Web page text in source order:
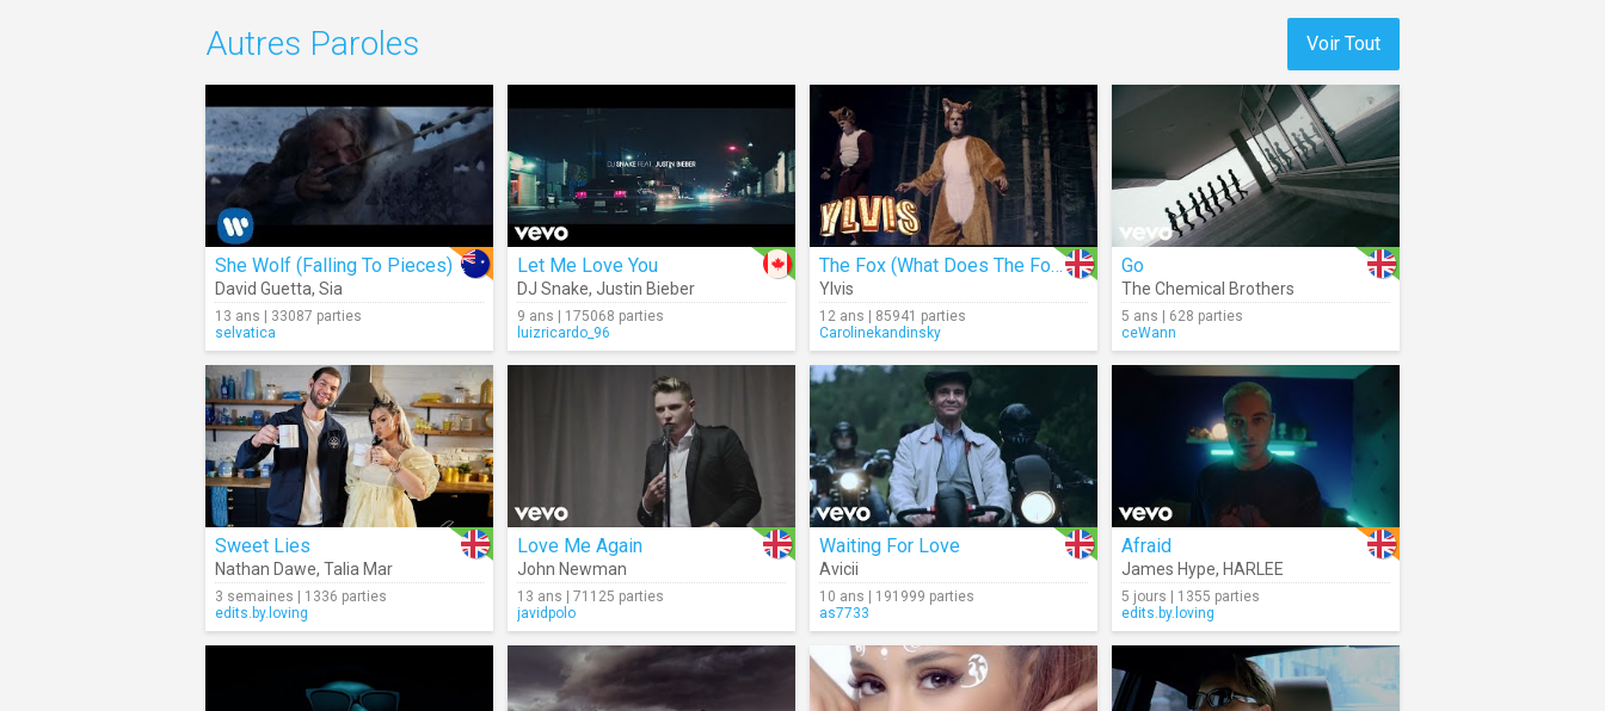
Voir Tout
Autres Paroles
She Wolf (Falling To Pieces)
David Guetta, Sia
13 ans | 33087 parties
selvatica
Let Me Love You
DJ Snake, Justin Bieber
9 ans | 175068 parties
luizricardo_96
The Fox (What Does The Fox Say?) (Lyrics)
Ylvis
12 ans | 85941 parties
Carolinekandinsky
Go
The Chemical Brothers
5 ans | 628 parties
ceWann
Sweet Lies
Nathan Dawe, Talia Mar
3 semaines | 1336 parties
edits.by.loving
Love Me Again
John Newman
13 ans | 71125 parties
javidpolo
Waiting For Love
Avicii
10 ans | 191999 parties
as7733
Afraid
James Hype, HARLEE
5 jours | 1355 parties
edits.by.loving